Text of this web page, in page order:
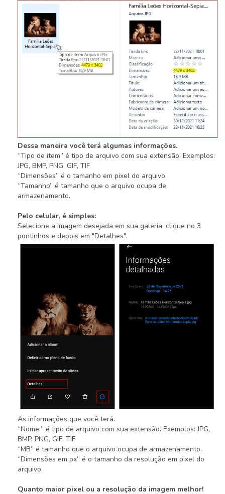
Dessa maneira você terá algumas informações.
“Tipo de item” é tipo de arquivo com sua extensão. Exemplos:
JPG, BMP, PNG, GIF, TIF
“Dimensões” é o tamanho em pixel do arquivo.
“Tamanho” é tamanho que o arquivo ocupa de
armazenamento.
Pelo celular, é simples:
Selecione a imagem desejada em sua galeria, clique no 3
pontinhos e depois em "Detalhes".
As informações que você terá.
“Nome:” é tipo de arquivo com sua extensão. Exemplos: JPG,
BMP, PNG, GIF, TIF
“MB” é tamanho que o arquivo ocupa de armazenamento.
“Dimensões em px” é o tamanho da resolução em pixel do
arquivo.
Quanto maior pixel ou a resolução da imagem melhor!